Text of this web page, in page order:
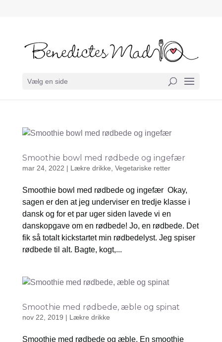
Vælg en side
Smoothie bowl med rødbede og ingefær
mar 24, 2022 | Lækre drikke Vegetariske retter
Smoothie bowl med rødbede og ingefær Okay,
sagen er den at jeg underviser en tredje klasse i
dansk og for et par uger siden lavede vi en
danskopgave om en rødbede! Jo, en rødbede. Det
fik så totalt kickstartet min rødbedelyst. Jeg spiser
rødbede til alt. Bagte, kogt,...
Smoothie med rødbede, æble og spinat
nov 22, 2019 | Lækre drikke
Smoothie med rødbede og æble. En smoothie